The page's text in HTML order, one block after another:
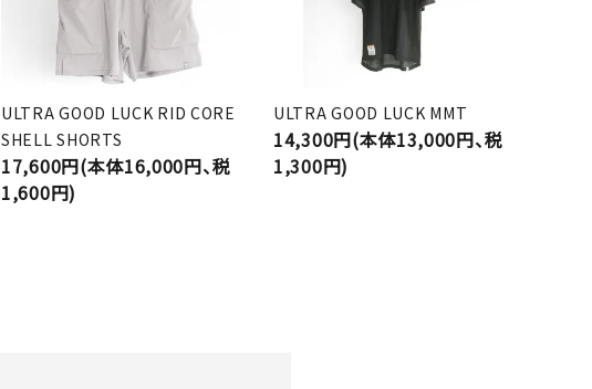
ULTRA GOOD LUCK RID CORE
SHELL SHORTS
17,600円(本体16,000円、税
1,600円)
ULTRA GOOD LUCK MMT
14,300円(本体13,000円、税
1,300円)